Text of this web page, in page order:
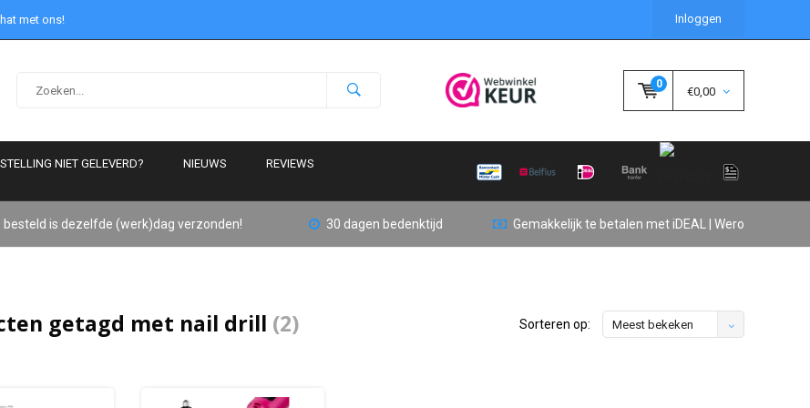
met ons! Inloggen
0
€0,00
NIET GELEVERD? NIEUWS REVIEWS
besteld is dezelfde (werk)dag verzonden! 30 dagen bedenktijd Gemakkelijk te betalen met iDEAL | Wero
getagd met nail drill (2) Sorteren op: Meest bekeken